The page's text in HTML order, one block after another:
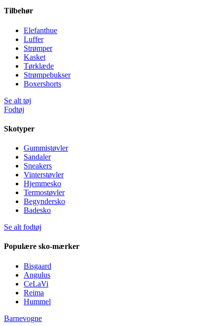
Tilbehør
Elefanthue
Luffer
Strømper
Kasket
Tørklæde
Strømpebukser
Boxershorts
Se alt tøj
Fodtøj
Skotyper
Gummistøvler
Sandaler
Sneakers
Vinterstøvler
Hjemmesko
Termostøvler
Begyndersko
Badesko
Se alt fodtøj
Populære sko-mærker
Bisgaard
Angulus
CeLaVi
Reima
Hummel
Barnevogne